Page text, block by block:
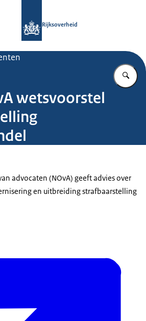
Rijksoverheid
wetsvoorstel
advocaten (NOvA) geeft advies over
en uitbreiding strafbaarstelling